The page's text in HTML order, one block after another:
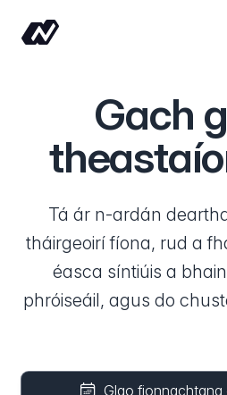
Gach
Tá ár n-ardán
tháirgeoirí fíona, rud a
éasca síntiúis a
phróiseáil, agus do
Glao fionnachtana